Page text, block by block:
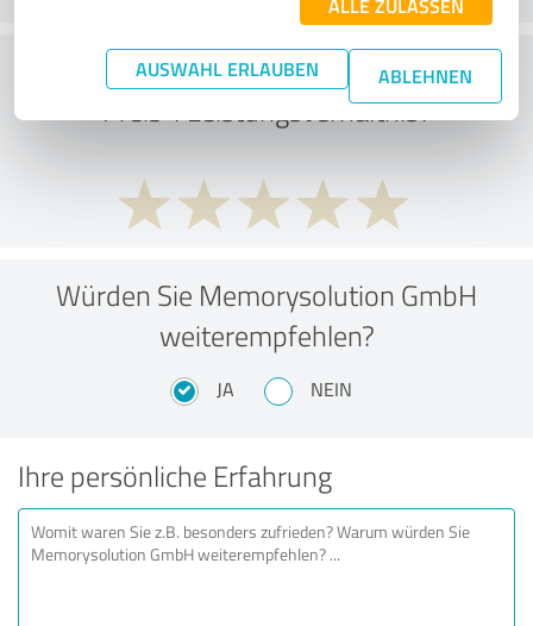
AUSWAHL ERLAUBEN ABLEHNEN
Wie beurteilen Sie das
Preis-/Leistungsverhältnis?
Würden Sie Memorysolution GmbH
weiterempfehlen?
JA NEIN
Ihre persönliche Erfahrung